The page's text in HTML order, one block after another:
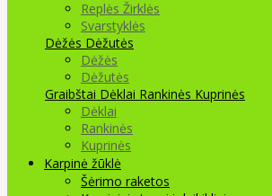
Replės Žirklės
Svarstyklės
Dėžės Dėžutės
Dėžės
Dėžutės
Graibštai Dėklai Rankinės Kuprinės
Dėklai
Rankinės
Kuprinės
Karpinė žūklė
Šėrimo raketos